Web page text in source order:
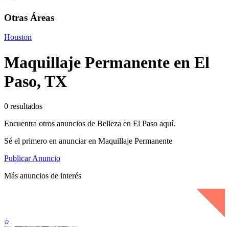
Otras Áreas
Houston
Maquillaje Permanente en El
Paso, TX
0 resultados
Encuentra otros anuncios de Belleza en El Paso aquí.
Sé el primero en anunciar en Maquillaje Permanente
Publicar Anuncio
Más anuncios de interés